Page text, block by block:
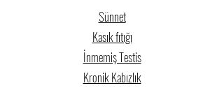
Sünnet
Kasık fıtığı
İnmemiş Testis
Kronik Kabızlık